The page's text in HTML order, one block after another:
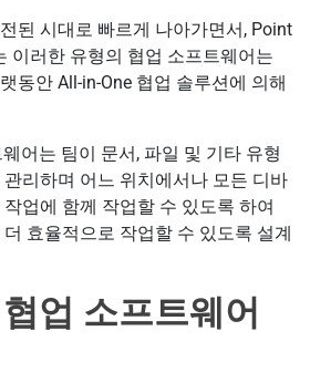
된 시대로 빠르게 나아가면서, Point
이러한 유형의 협업 소프트웨어는
동안 All-in-One 협업 솔루션에 의해
어는 팀이 문서, 파일 및 기타 유형
리하며 어느 위치에서나 모든 디바
업에 함께 작업할 수 있도록 하여
효율적으로 작업할 수 있도록 설계
업 소프트웨어